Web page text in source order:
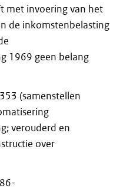
met invoering van het
de inkomstenbelasting
1969 geen belang
(samenstellen
verouderd en
over